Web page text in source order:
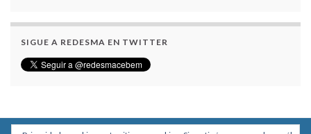
SIGUE A REDESMA EN TWITTER